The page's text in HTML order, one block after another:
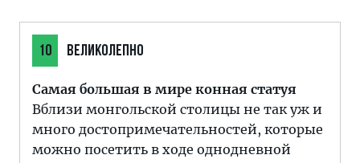
10 ВЕЛИКОЛЕПНО
Самая большая в мире конная статуя
Вблизи монгольской столицы не так уж и
много достопримечательностей, которые
можно посетить в ходе однодневной